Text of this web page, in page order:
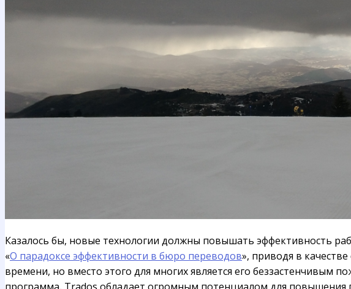
Казалось бы, новые технологии должны повышать эффективность
«О парадоксе эффективности в бюро переводов», приводя в
времени, но вместо этого для многих является его